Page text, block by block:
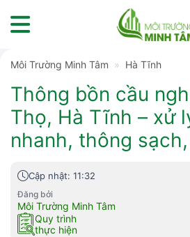
to
Môi Trường Minh Tâm » Hà Tĩnh
Thông bồn cầu
Thọ, Hà Tĩnh – xử
nhanh, thông
Cập nhật: 11:32
Đăng bởi
Môi Trường Minh Tâm
Quy trình
thực hiện